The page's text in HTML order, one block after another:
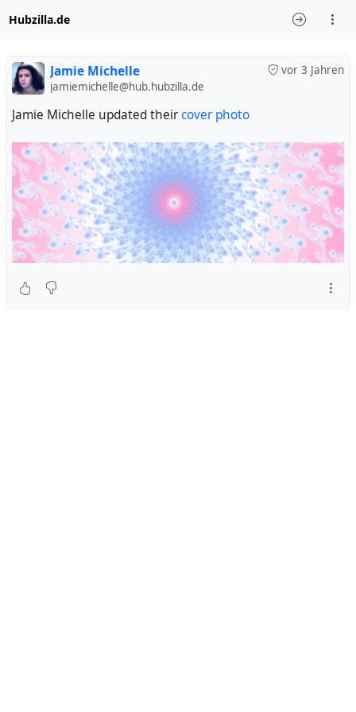
Hubzilla.de
vor 3 Jahren
Jamie Michelle
jamiemichelle@hub.hubzilla.de
Jamie Michelle updated theircover photo